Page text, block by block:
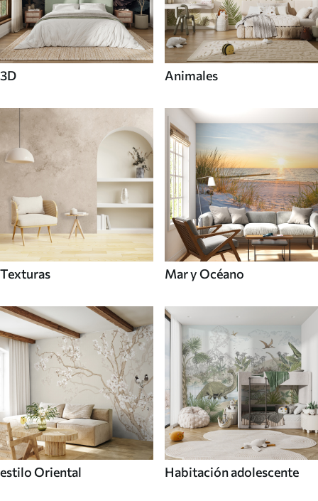
3D Animales
Texturas Mar y Océano
estilo Oriental Habitación adolescente